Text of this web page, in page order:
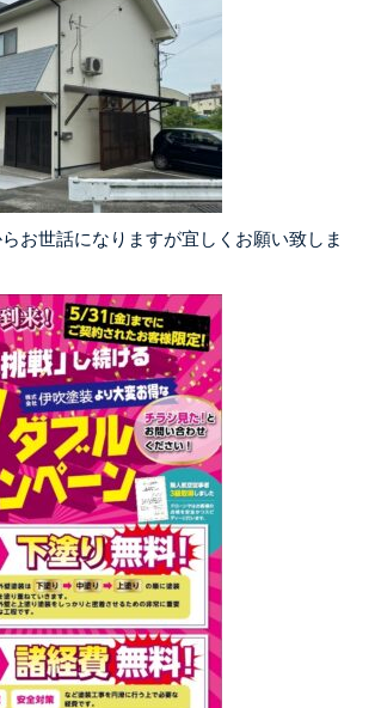
お世話になりますが宜しくお願い致しま